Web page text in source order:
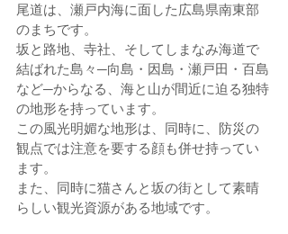
尾道は、瀬戸内海に面した広島県南東部
のまちです。
坂と路地、寺社、そしてしまなみ海道で
結ばれた島々─向島・因島・瀬戸田・百島
など─からなる、海と山が間近に迫る独特
の地形を持っています。
この風光明媚な地形は、同時に、防災の
観点では注意を要する顔も併せ持ってい
ます。
また、同時に猫さんと坂の街として素晴
らしい観光資源がある地域です。